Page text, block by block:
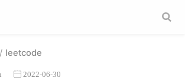
leetcode
2022-06-30